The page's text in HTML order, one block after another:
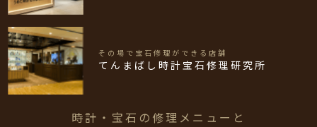
その場で宝石修理ができる店舗
てんまばし時計宝石修理研究所
時計・宝石の修理メニューと